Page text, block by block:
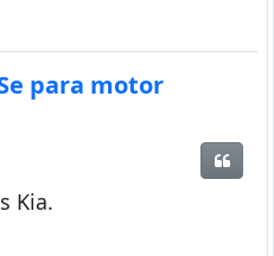
para motor
Kia.